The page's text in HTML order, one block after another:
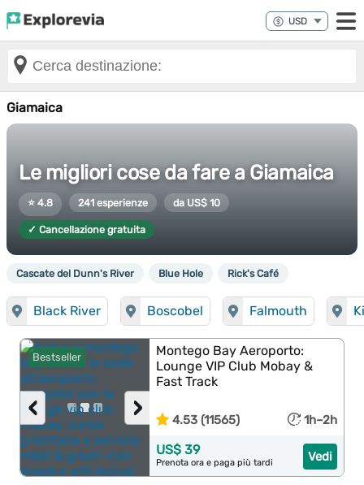
Giamaica
Le migliori cose da fare a Giamaica
⭐ 4.8 241 esperienze da US$ 10
✓ Cancellazione gratuita
Cascate del Dunn's River Blue Hole Rick's Café
Black River Boscobel Falmouth
Bestseller
›
‹
Montego Bay Aeroporto:
Lounge VIP Club Mobay &
Fast Track
4.53 (11565) 1h–2h
Vedi
US$ 39
Prenota ora e paga più tardi